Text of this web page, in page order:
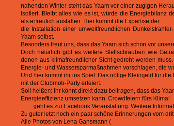
nahenden Winter steht das Yaam vor einer zugigen
isoliert. Bleibt alles wie es ist, würde die Energiebilanz
als erfreulich ausfallen. Hier kommt die Expertise der
die Installation einer umweltfreundlichen
Yaam selbst.
Besonders freut uns, dass das Yaam sich schon vor
Doch natürlich gibt es weitere Stellschrauben wie
denen aus klimafreundlicher Sicht gedreht werden
Energie- und Wassersparmaßnahmen vorschlagen, die
Und hier kommt ihr ins Spiel: Das nötige Kleingeld für
mit der Clubmob-Party erfeiert.
Soll heißen: Ihr könnt direkt dazu beitragen, dass das
Energieeffizienz umsetzen kann. Crowdfeiern fürs Klima!
geht es zur Facebook Veranstaltung. Weitere
Zu guter letzt noch ein paar schöne Erinnerungen vom
Alle Photos von Lena Gansmann (